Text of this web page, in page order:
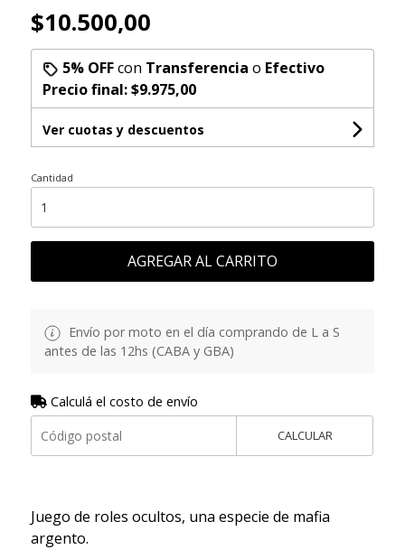
$10.500,00
5% OFFcon Transferencia o Efectivo
Precio final:$9.975,00
Ver cuotas y descuentos
Cantidad
AGREGAR AL CARRITO
Envío por moto en el día comprando de L a S
antes de las 12hs (CABA y GBA)
Calculá el costo de envío
CALCULAR
Juego de roles ocultos, una especie de mafia
argento.